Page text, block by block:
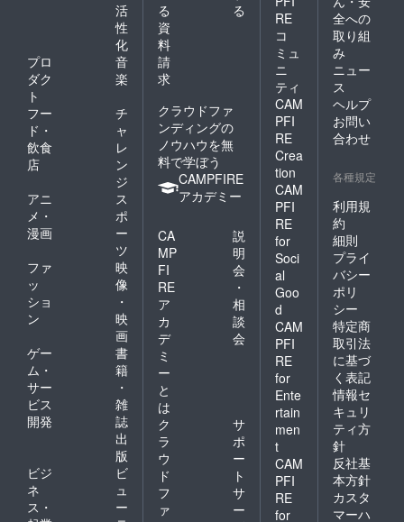
活
性
化
プロ
ダク
ト
音
楽
フー
ド・
飲食
店
チ
ャ
レ
ン
ジ
アニ
メ・
漫画
ス
ポ
ー
ツ
ファ
ッ
ショ
ン
映
像
・
映
画
ゲー
ム・
サー
ビス
開発
書
籍
・
雑
誌
出
版
ビジ
ネ
ス・
ビ
ュ
ー
る
る
資
料
請
求
クラウドファ
ンディングの
ノウハウを無
料で学ぼう
CAMPFIRE
アカデミー
CA
MP
FI
RE
ア
カ
デ
ミ
ー
と
は
説
明
会
・
相
談
会
ク
ラ
ウ
ド
フ
ァ
サ
ポ
ー
ト
サ
ー
RE
コ
ミュ
ニ
ティ
CAM
PFI
RE
Crea
tion
CAM
PFI
RE
for
Soci
al
Goo
d
CAM
PFI
RE
for
Ente
rtain
men
t
CAM
PFI
RE
for
全への
取り組
み
ニュー
ス
ヘルプ
お問い
合わせ
各種規定
利用規
約
細則
プライ
バシー
ポリ
シー
特定商
取引法
に基づ
く表記
情報セ
キュリ
ティ方
針
反社基
本方針
カスタ
マーハ